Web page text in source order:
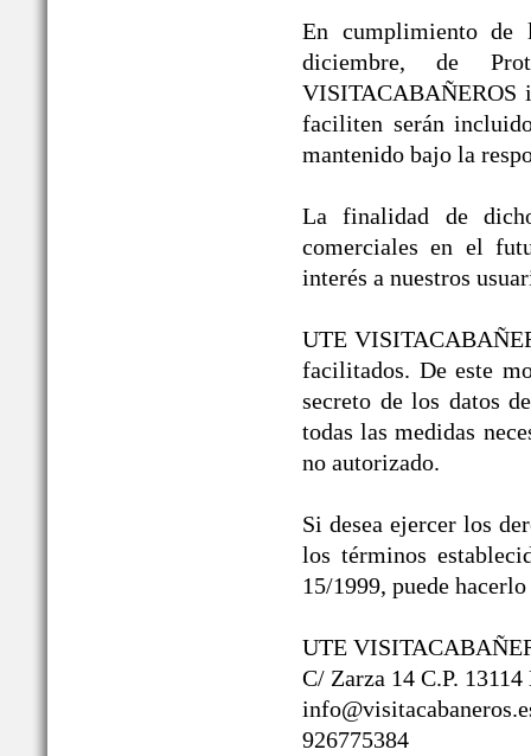
En cumplimiento de
diciembre, de
VISITACABAÑEROS
faciliten serán
mantenido bajo la
La finalidad de
comerciales en el
interés a nuestros
UTE
facilitados. De este
secreto de los datos
todas las medidas
no autorizado.
Si desea ejercer los
los términos
15/1999, puede
UTE
C/ Zarza 14 C.P.
926775384